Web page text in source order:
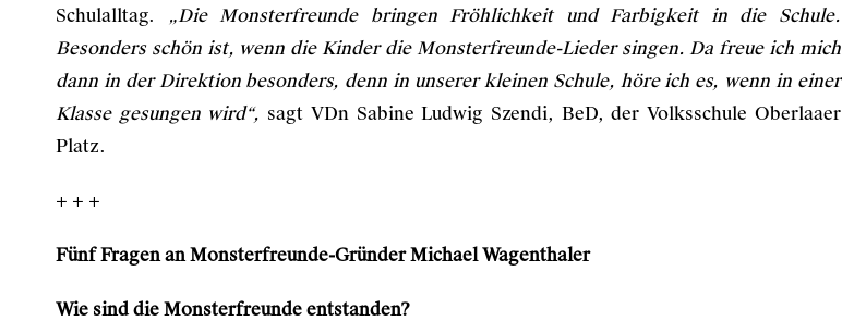
Schulalltag.
„Die Monsterfreunde bringen Fröhlichkeit und Farbigkeit in die Schule.
Besonders schön ist, wenn die Kinder die Monsterfreunde-Lieder singen. Da freue ich mich
dann in der Direktion besonders, denn in unserer kleinen Schule, höre ich es, wenn in einer
Klasse gesungen wird“, sagt VDn Sabine Ludwig Szendi, BeD, der Volksschule Oberlaaer
Platz.
+ + +
Fünf Fragen an Monsterfreunde-Gründer Michael Wagenthaler
Wie sind die Monsterfreunde entstanden?